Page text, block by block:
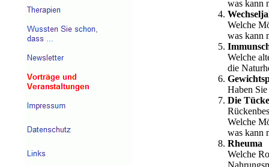
was kann
Welche
was kann
Welche
die
Haben
Die
Welche
was kann
Rheuma
Welche